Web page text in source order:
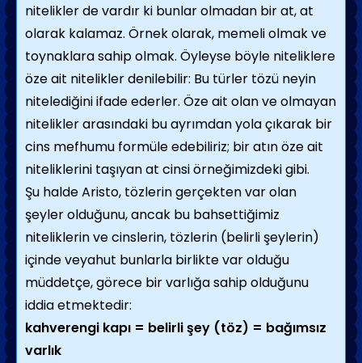
nitelikler de vardır ki bunlar olmadan bir at, at
olarak kalamaz. Örnek olarak, memeli olmak ve
toynaklara sahip olmak. Öyleyse böyle niteliklere
öze ait nitelikler denilebilir: Bu türler tözü neyin
nitelediğini ifade ederler. Öze ait olan ve olmayan
nitelik­ler arasındaki bu ayrımdan yola çıkarak bir
cins mefhumu formüle edebiliriz; bir atın öze ait
niteliklerini taşıyan at cinsi örneğimizdeki gibi.
Şu halde Aristo, tözlerin gerçekten var olan
şeyler olduğunu, ancak bu bah­settiğimiz
niteliklerin ve cinslerin, tözlerin (belirli şeylerin)
içinde veyahut bun­larla birlikte var olduğu
müddetçe, görece bir varlığa sahip olduğunu
iddia et­mektedir:
kahverengi kapı = belirli şey (töz) = bağımsız
varlık